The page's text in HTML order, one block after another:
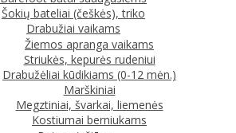
Šokių bateliai (češkės), triko
Drabužiai vaikams
Žiemos apranga vaikams
Striukės, kepurės rudeniui
Drabužėliai kūdikiams (0-12 mėn.)
Marškiniai
Megztiniai, švarkai, liemenės
Kostiumai berniukams